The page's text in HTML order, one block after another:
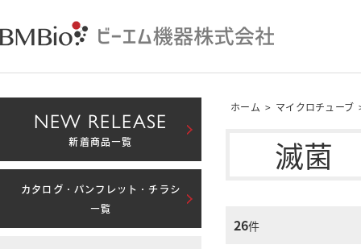
ホーム > マイクロチューブ
滅菌
26件
NEW RELEASE
新着商品一覧
カタログ・パンフレット・チラシ
一覧